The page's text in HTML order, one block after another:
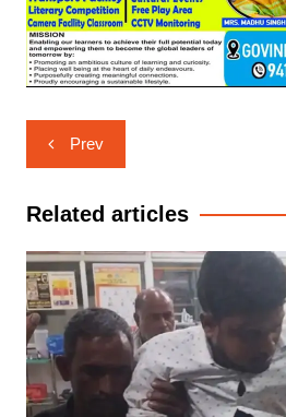
Post
navigation
Prev
Related articles